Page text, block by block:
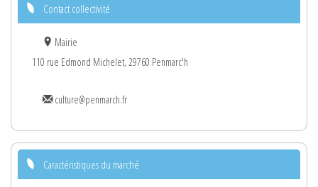
Contact collectivité
Mairie
110 rue Edmond Michelet, 29760 Penmarc'h
culture@penmarch.fr
Caractéristiques du marché